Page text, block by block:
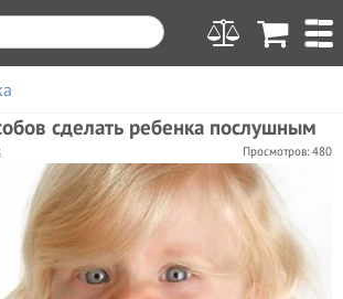
сделать ребенка послушным
Просмотров: 480